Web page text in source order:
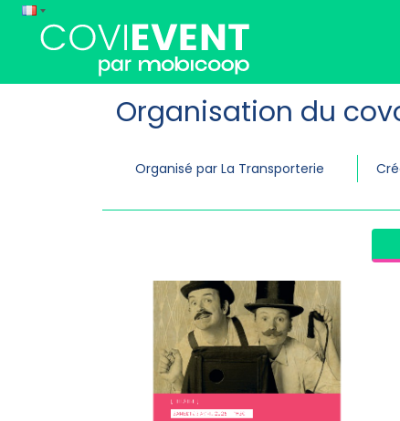
Organisation du
Organisé par La Transporterie